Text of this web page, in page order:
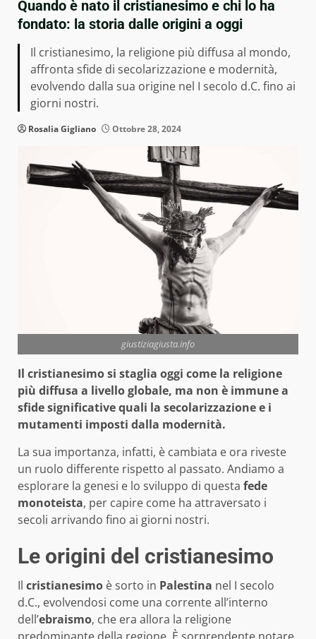
Quando è nato il cristianesimo e chi lo ha
fondato: la storia dalle origini a oggi
Il cristianesimo, la religione più diffusa al mondo,
affronta sfide di secolarizzazione e modernità,
evolvendo dalla sua origine nel I secolo d.C. fino ai
giorni nostri.
Rosalia Gigliano Ottobre 28, 2024
giustiziagiusta.info
Il cristianesimo si staglia oggi come la religione
più diffusa a livello globale, ma non è immune a
sfide significative quali la secolarizzazione e i
mutamenti imposti dalla modernità.
La sua importanza, infatti, è cambiata e ora riveste
un ruolo differente rispetto al passato. Andiamo a
esplorare la genesi e lo sviluppo di questa fede
monoteista, per capire come ha attraversato i
secoli arrivando fino ai giorni nostri.
Le origini del cristianesimo
Il cristianesimo è sorto in Palestina nel I secolo
d.C., evolvendosi come una corrente all’interno
dell’ebraismo, che era allora la religione